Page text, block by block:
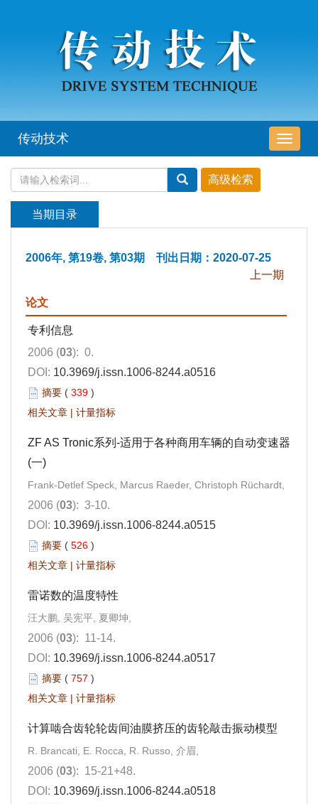
导
航
传动技术
当期目录
2006年, 第19卷, 第03期 刊出日期：2020-07-25
上一期
论文
专利信息
2006 (03): 0.
DOI: 10.3969/j.issn.1006-8244.a0516
摘要 ( 339 )
相关文章 | 计量指标
ZF AS Tronic系列-适用于各种商用车辆的自动变速器
(一)
Frank-Detlef Speck, Marcus Raeder, Christoph Rüchardt,
2006 (03): 3-10.
DOI: 10.3969/j.issn.1006-8244.a0515
摘要 ( 526 )
相关文章 | 计量指标
雷诺数的温度特性
汪大鹏, 吴宪平, 夏卿坤,
2006 (03): 11-14.
DOI: 10.3969/j.issn.1006-8244.a0517
摘要 ( 757 )
相关文章 | 计量指标
计算啮合齿轮轮齿间油膜挤压的齿轮敲击振动模型
R. Brancati, E. Rocca, R. Russo, 介眉,
2006 (03): 15-21+48.
DOI: 10.3969/j.issn.1006-8244.a0518